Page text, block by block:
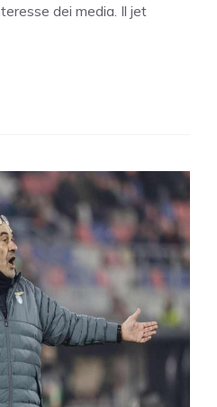
dei media. Il jet